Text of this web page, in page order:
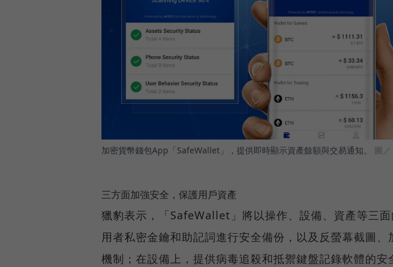
加密貨幣錢包App「SafeWallet」，提供即時顯示資產餘額與交易通知。 圖
三方面加強安全，保護用戶資產
獵豹表示，「SafeWallet」將以操作、設備、資產等三
用者私密金鑰和助記詞進行安全備份，以及反螢幕截圖
機制；在設備上，提供病毒追殺和抵禦鍵盤記錄軟體的